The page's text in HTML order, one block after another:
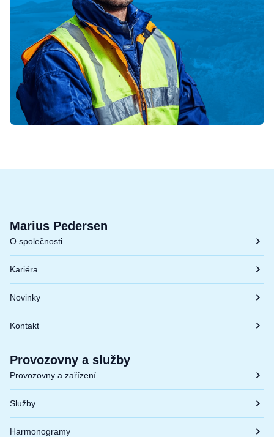
Marius Pedersen
O společnosti
Kariéra
Novinky
Kontakt
Provozovny a služby
Provozovny a zařízení
Služby
Harmonogramy